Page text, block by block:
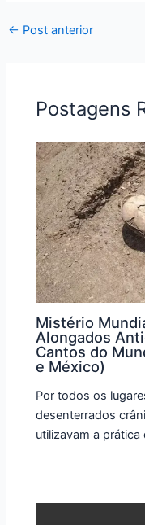
← Post anterior
Postagens
Mistério
Alongados
Cantos do
e México)
Por todos os
desenterrados
utilizavam a